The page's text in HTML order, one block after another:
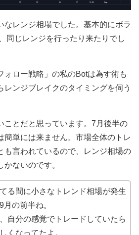
なレンジ相場でした。基本的にボラ
同じレンジを行ったり来たりでし
ォロー戦略」の私のBotは為す術も
レンジブレイクのタイミングを伺う
ことだと思っています。7月後半の
簡単には来ません。市場全体のトレ
も言われているので、レンジ相場の
ないのです。
る間に小さなトレンド相場が発生
月の前半ね。
自分の感覚でトレードしていたら
くなってたよ。